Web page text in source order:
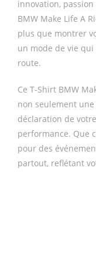
innovation,
BMW Make Life A
plus que montrer
un mode de vie
route.
Ce T-Shirt BMW
non seulement
déclaration de
performance. Que
pour des
partout, reflétant